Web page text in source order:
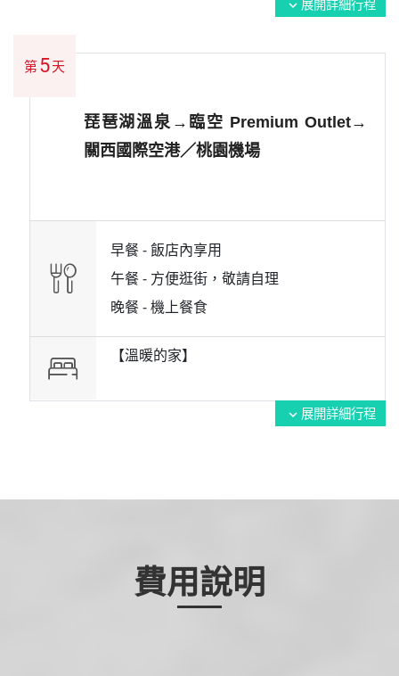
expand_more 展開詳細行程
第5天
琵琶湖溫泉→臨空 Premium Outlet→
關西國際空港／桃園機場
早餐 -飯店內享用
午餐 - 方便逛街，敬請自理
晚餐 -機上餐食
【溫暖的家】
expand_more 展開詳細行程
費用說明